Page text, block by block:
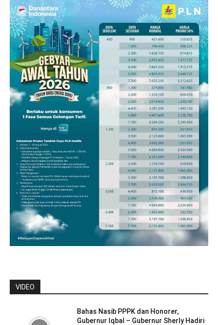
VIDEO
Bahas Nasib PPPK dan Honorer,
Gubernur Iqbal – Gubernur Sherly Hadiri